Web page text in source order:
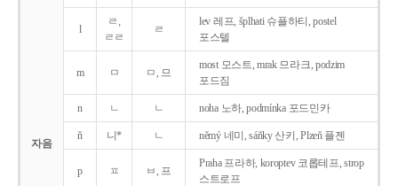
자음
l
ㄹ,
ㄹㄹ
ㄹ
lev 레프, šplhati 슈플하티, postel
포스텔
m ㅁ ㅁ, 므
most 모스트, mrak 므라크, podzim
포드짐
n ㄴ ㄴ noha 노하, podmínka 포드민카
ň 니* ㄴ němý 네미, sáňky 산키, Plzeň 플젠
p ㅍ ㅂ, 프
Praha 프라하, koroptev 코롭테프, strop
스트로프